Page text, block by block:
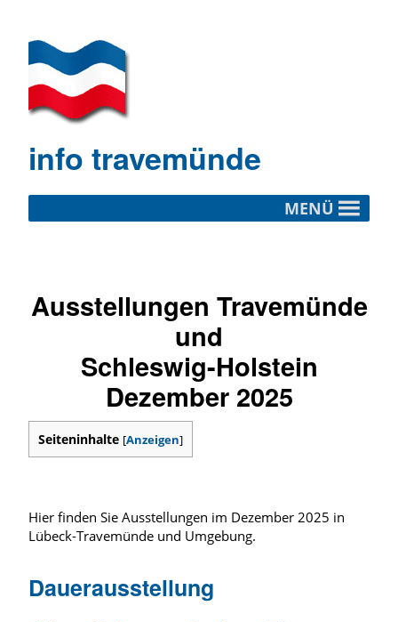
info travemünde
MENÜ
Ausstellungen Travemünde
und
Schleswig-Holstein
Dezember 2025
Seiteninhalte [Anzeigen]
Hier finden Sie Ausstellungen im Dezember 2025 in
Lübeck-Travemünde und Umgebung.
Dauerausstellung